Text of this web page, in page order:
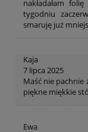
nakładałam
tygodniu
smaruję już
Kaja
7 lipca 2025
Maść nie pachnie
piękne miękkie
Ewa